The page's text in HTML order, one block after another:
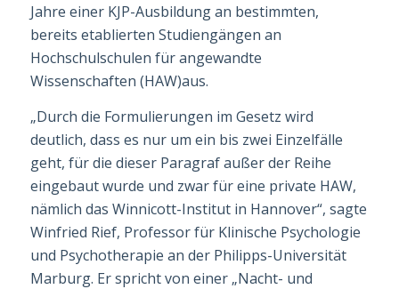
Jahre einer KJP-Ausbildung an bestimmten,
bereits etablierten Studiengängen an
Hochschulschulen für angewandte
Wissenschaften (HAW)aus.
„Durch die Formulierungen im Gesetz wird
deutlich, dass es nur um ein bis zwei Einzel­fälle
geht, für die dieser Paragraf außer der Reihe
eingebaut wurde und zwar für eine private HAW,
nämlich das Winnicott-Institut in Hannover“, sagte
Winfried Rief, Professor für Klinische Psychologie
und Psychotherapie an der Philipps-Universität
Marburg. Er spricht von einer „Nacht- und